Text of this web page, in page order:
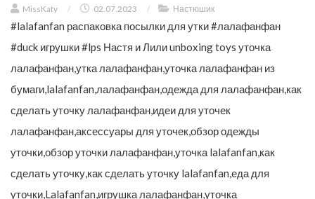
MissKaty / 02.07.2023 / Настюшик
#lalafanfan распаковка посылки для утки #лалафанфан
#duck игрушки #lps Настя и Лили unboxing toys уточка
лалафанфан,утка лалафанфан,уточка лалафанфан из
бумаги,lalafanfan,лалафанфан,одежда для лалафанфан,как
сделать уточку лалафанфан,идеи для уточек
лалафанфан,аксессуары для уточек,обзор одежды
уточки,обзор уточки лалафанфан,уточка lalafanfan,как
сделать уточку,как сделать уточку lalafanfan,еда для
уточки,Lalafanfan,игрушка лалафанфан,уточка